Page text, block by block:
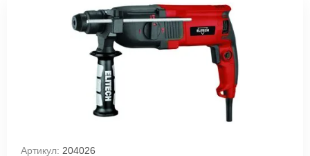
Артикул: 204026